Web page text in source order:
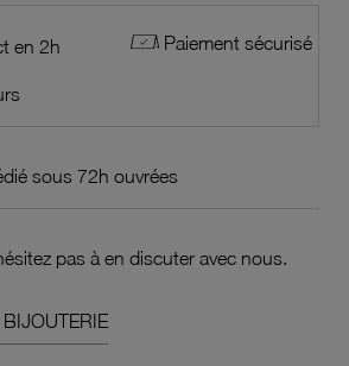
en 2h Paiement sécurisé
sous 72h ouvrées
pas à en discuter avec nous.